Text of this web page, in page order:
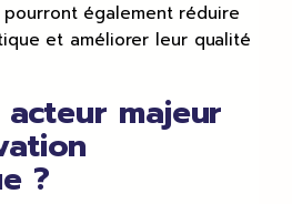
également réduire
et améliorer leur qualité
acteur majeur
?